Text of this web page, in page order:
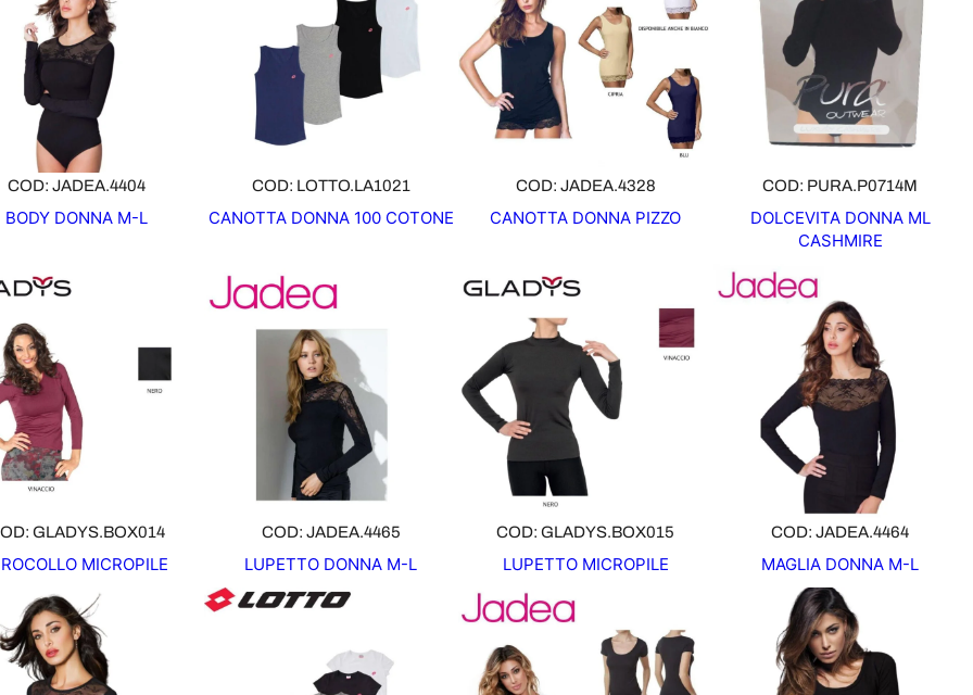
COD: JADEA.4404
BODY DONNA M-L
COD: LOTTO.LA1021
CANOTTA DONNA 100 COTONE
COD: JADEA.4328
CANOTTA DONNA PIZZO
COD: PURA.P0714M
DOLCEVITA DONNA ML
CASHMIRE
GLADYS.BOX014
MICROPILE
COD: JADEA.4465
LUPETTO DONNA M-L
COD: GLADYS.BOX015
LUPETTO MICROPILE
COD: JADEA.4464
MAGLIA DONNA M-L